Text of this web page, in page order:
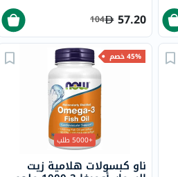
57.20
104
45% خصم
+5000 طلب
ناو كبسولات هلامية زيت